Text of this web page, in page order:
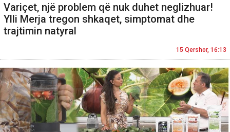
Variçet, një problem që nuk duhet neglizhuar!
Ylli Merja tregon shkaqet, simptomat dhe
trajtimin natyral
15 Qershor, 16:13